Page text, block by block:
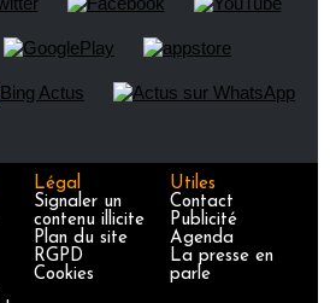
Légal
Signaler un
contenu illicite
Plan du site
RGPD
Cookies
Utiles
Contact
Publicité
Agenda
La presse en
parle